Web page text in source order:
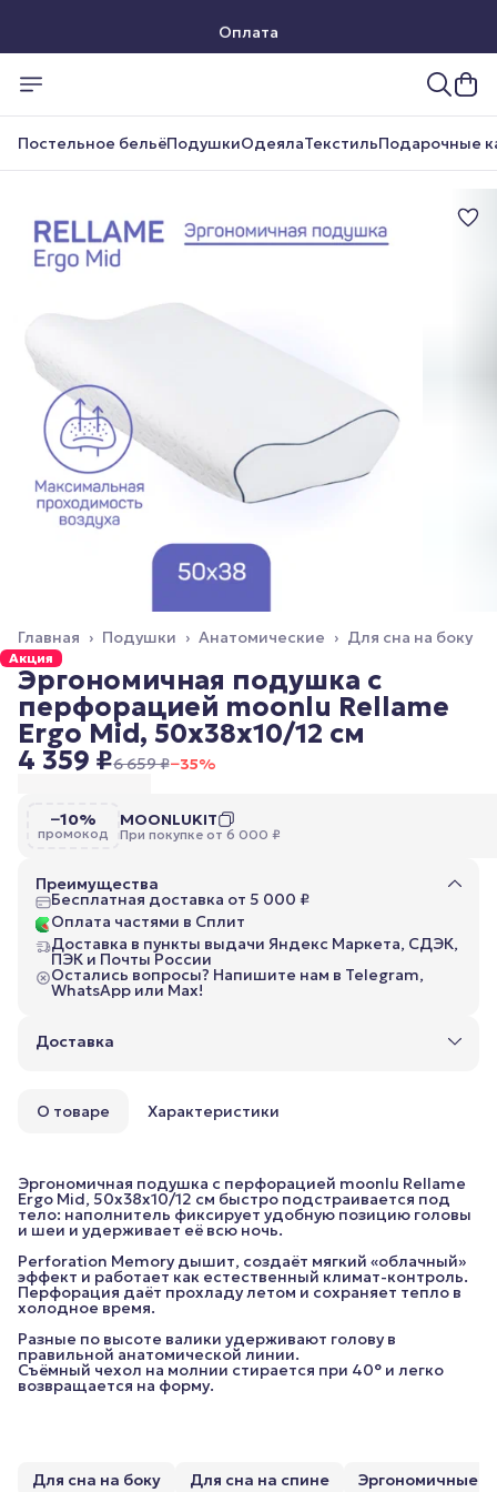
Оплата
Постельное бельёПодушкиОдеялаТекстильПодарочные
Для сна на боку
Анатомические ›
Подушки ›
Главная ›
Акция
Эргономичная подушка с
перфорацией moonlu Rellame
Ergo Mid, 50x38x10/12 см
4 359 ₽6 659 ₽−35%
−10%
промокод
MOONLUKIT
При покупке от 6 000 ₽
Преимущества
Бесплатная доставка от 5 000 ₽
Оплата частями в Сплит
Доставка в пункты выдачи Яндекс Маркета, СДЭК,
ПЭК и Почты России
Остались вопросы? Напишите нам в Telegram,
WhatsApp или Max!
Доставка
О товаре Характеристики
Эргономичная подушка с перфорацией moonlu Rellame
Ergo Mid, 50x38x10/12 см быстро подстраивается под
тело: наполнитель фиксирует удобную позицию головы
и шеи и удерживает её всю ночь.
Perforation Memory дышит, создаёт мягкий «облачный»
эффект и работает как естественный климат-контроль.
Перфорация даёт прохладу летом и сохраняет тепло в
холодное время.
Разные по высоте валики удерживают голову в
правильной анатомической линии.
Съёмный чехол на молнии стирается при 40° и легко
возвращается на форму.
Для сна на боку Для сна на спине Эргономичные